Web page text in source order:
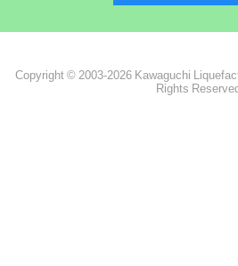
Copyright © 2003-2026 Kawaguchi
Rights